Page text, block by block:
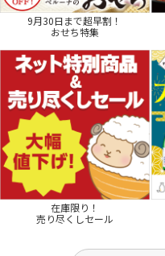
9月30日まで超早割！
おせち特集
在庫限り！
売り尽くしセール